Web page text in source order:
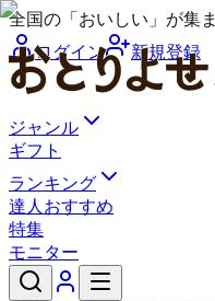
全国の「おいしい」が集
ログイン
新規登録
ジャンル
ギフト
ランキング
達人おすすめ
特集
モニター